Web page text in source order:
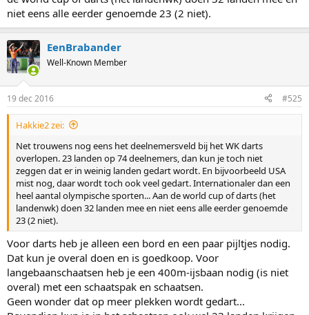
niet eens alle eerder genoemde 23 (2 niet).
EenBrabander
Well-Known Member
19 dec 2016 #525
Hakkie2 zei:
Net trouwens nog eens het deelnemersveld bij het WK darts
overlopen. 23 landen op 74 deelnemers, dan kun je toch niet
zeggen dat er in weinig landen gedart wordt. En bijvoorbeeld USA
mist nog, daar wordt toch ook veel gedart. Internationaler dan een
heel aantal olympische sporten... Aan de world cup of darts (het
landenwk) doen 32 landen mee en niet eens alle eerder genoemde
23 (2 niet).
Voor darts heb je alleen een bord en een paar pijltjes nodig.
Dat kun je overal doen en is goedkoop. Voor
langebaanschaatsen heb je een 400m-ijsbaan nodig (is niet
overal) met een schaatspak en schaatsen.
Geen wonder dat op meer plekken wordt gedart...